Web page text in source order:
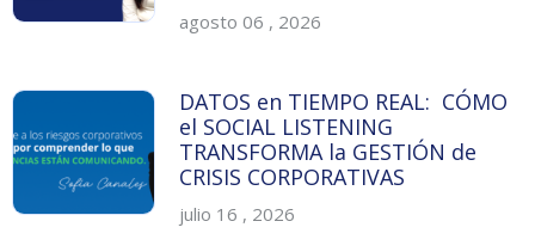
agosto 06 , 2026
DATOS en TIEMPO REAL: CÓMO
el SOCIAL LISTENING
TRANSFORMA la GESTIÓN de
CRISIS CORPORATIVAS
julio 16 , 2026